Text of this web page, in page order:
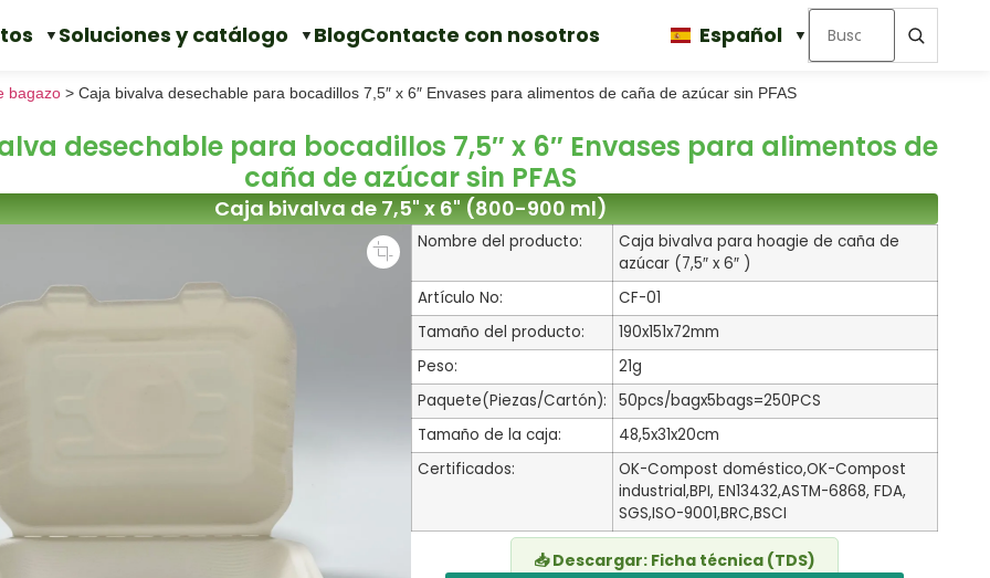
Soluciones y catálogo BlogContacte con nosotros Español
bagazo > Caja bivalva desechable para bocadillos 7,5″ x 6″ Envases para alimentos de caña de azúcar sin PFAS
desechable para bocadillos 7,5″ x 6″ Envases para alimentos de
caña de azúcar sin PFAS
Caja bivalva de 7,5" x 6" (800-900 ml)
Nombre del producto:
Caja bivalva para hoagie de caña de
azúcar (7,5″ x 6″ )
Artículo No:
CF-01
Tamaño del producto:
190x151x72mm
Peso:
21g
Paquete(Piezas/Cartón):
50pcs/bagx5bags=250PCS
Tamaño de la caja:
48,5x31x20cm
Certificados:
OK-Compost doméstico,OK-Compost
industrial,BPI, EN13432,ASTM-6868, FDA,
SGS,ISO-9001,BRC,BSCI
📥 Descargar: Ficha técnica (TDS)